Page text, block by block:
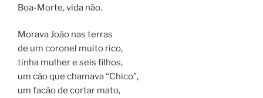
Boa-Morte, vida não.
Morava João nas terras
de um coronel muito rico,
tinha mulher e seis filhos,
um cão que chamava “Chico”,
um facão de cortar mato,